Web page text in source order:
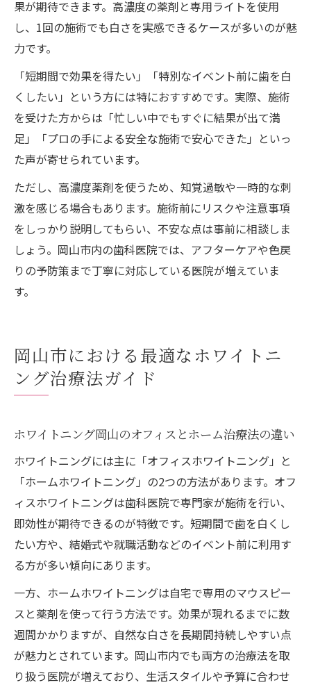
果が期待できます。高濃度の薬剤と専用ライトを使用
し、1回の施術でも白さを実感できるケースが多いのが魅
力です。
「短期間で効果を得たい」「特別なイベント前に歯を白
くしたい」という方には特におすすめです。実際、施術
を受けた方からは「忙しい中でもすぐに結果が出て満
足」「プロの手による安全な施術で安心できた」といっ
た声が寄せられています。
ただし、高濃度薬剤を使うため、知覚過敏や一時的な刺
激を感じる場合もあります。施術前にリスクや注意事項
をしっかり説明してもらい、不安な点は事前に相談しま
しょう。岡山市内の歯科医院では、アフターケアや色戻
りの予防策まで丁寧に対応している医院が増えていま
す。
岡山市における最適なホワイトニ
ング治療法ガイド
ホワイトニング岡山のオフィスとホーム治療法の違い
ホワイトニングには主に「オフィスホワイトニング」と
「ホームホワイトニング」の2つの方法があります。オフ
ィスホワイトニングは歯科医院で専門家が施術を行い、
即効性が期待できるのが特徴です。短期間で歯を白くし
たい方や、結婚式や就職活動などのイベント前に利用す
る方が多い傾向にあります。
一方、ホームホワイトニングは自宅で専用のマウスピー
スと薬剤を使って行う方法です。効果が現れるまでに数
週間かかりますが、自然な白さを長期間持続しやすい点
が魅力とされています。岡山市内でも両方の治療法を取
り扱う医院が増えており、生活スタイルや予算に合わせ